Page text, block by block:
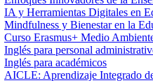
IA y Herramientas Digitales en
Mindfulness y Bienestar en la
Curso Erasmus+ Medio
Inglés para personal
Inglés para académicos
AICLE: Aprendizaje Integrado